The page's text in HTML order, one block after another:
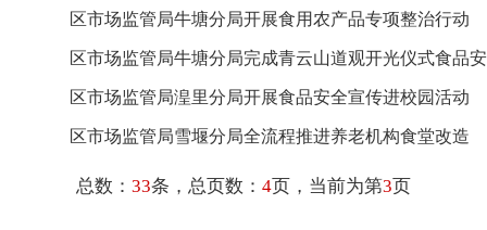
区市场监管局牛塘分局开展食用农产品专项整治行动
区市场监管局牛塘分局完成青云山道观开光仪式食品
区市场监管局湟里分局开展食品安全宣传进校园活动
区市场监管局雪堰分局全流程推进养老机构食堂改造
总数： 33条，总页数： 4页，当前为第3页